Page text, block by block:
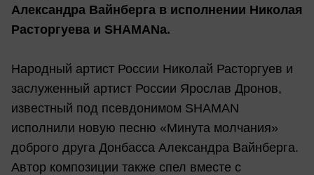
Александра Вайнберга в исполнении Николая
Расторгуева и SHAMANа.
Народный артист России Николай Расторгуев и
заслуженный артист России Ярослав Дронов,
известный под псевдонимом SHAMAN
исполнили новую песню «Минута молчания»
доброго друга Донбасса Александра Вайнберга.
Автор композиции также спел вместе с